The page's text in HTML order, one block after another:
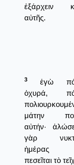
ἐξάρχειν
αὐτῆς.
3
ἐγὼ
ὀχυρά,
μάτην
αὐτήν·
γὰρ
ἡμέρας
πεσεῖται τὸ